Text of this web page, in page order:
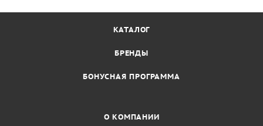
КАТАЛОГ
БРЕНДЫ
БОНУСНАЯ ПРОГРАММА
О КОМПАНИИ